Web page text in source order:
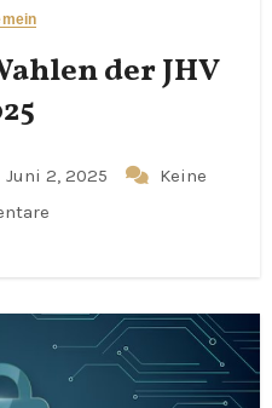
der JHV
Juni 2, 2025
Keine